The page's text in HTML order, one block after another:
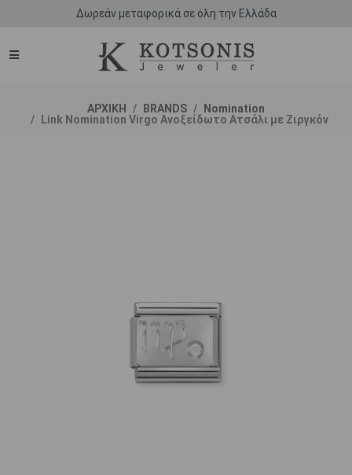
Δωρεάν μεταφορικά σε όλη την Ελλάδα
ΑΡΧΙΚΗ BRANDS
Nomination
Link Nomination Virgo Ανοξείδωτο Ατσάλι με Ζιργκόν